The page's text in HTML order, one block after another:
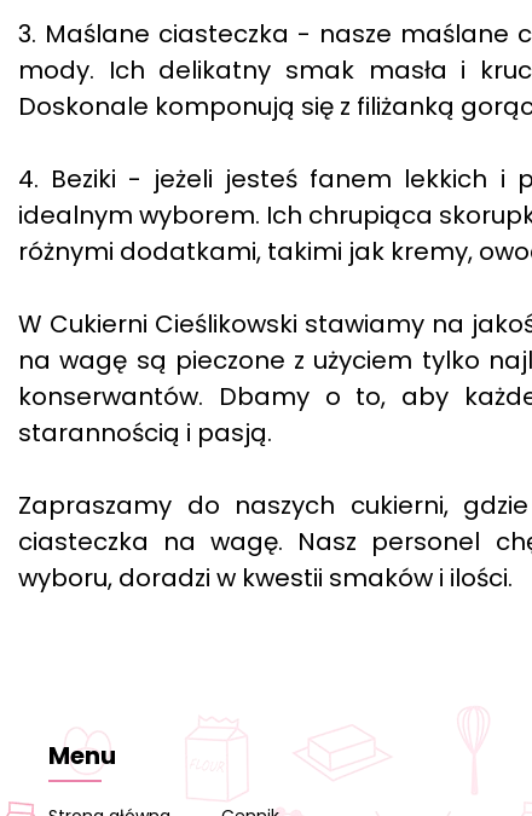
3. Maślane ciasteczka - nasze maślane
mody. Ich delikatny smak masła i
Doskonale komponują się z filiżanką
4. Beziki - jeżeli jesteś fanem lekkich i
idealnym wyborem. Ich chrupiąca
różnymi dodatkami, takimi jak kremy,
W Cukierni Cieślikowski stawiamy na
na wagę są pieczone z użyciem tylko
konserwantów. Dbamy o to, aby
starannością i pasją.
Zapraszamy do naszych cukierni,
ciasteczka na wagę. Nasz personel
wyboru, doradzi w kwestii smaków i ilości.
Menu